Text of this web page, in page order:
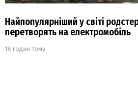
Найпопулярніший у світі
перетворять на електромобіль
18 годин тому